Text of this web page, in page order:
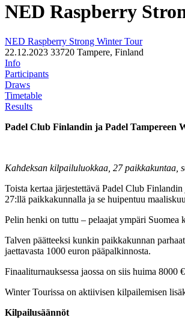
NED Raspberry
NED Raspberry Strong Winter Tour
22.12.2023 33720 Tampere, Finland
Info
Participants
Draws
Timetable
Results
Padel Club Finlandin ja Padel Tampereen
Kahdeksan kilpailuluokkaa, 27
Toista kertaa järjestettävä Padel Club
27:llä paikkakunnalla ja se huipentuu
Pelin henki on tuttu – pelaajat ympäri Suomea
Talven päätteeksi kunkin paikkakunnan
jaettavasta 1000 euron pääpalkinnosta.
Finaaliturnauksessa jaossa on siis huima
Winter Tourissa on aktiivisen kilpailemisen
Kilpailusäännöt